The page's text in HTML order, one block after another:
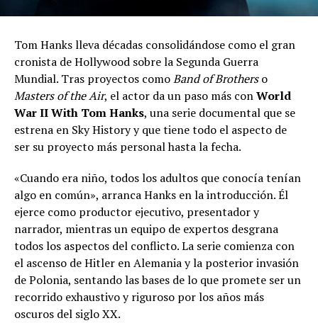
Tom Hanks lleva décadas consolidándose como el gran
cronista de Hollywood sobre la Segunda Guerra
Mundial. Tras proyectos comoBand of Brotherso
Masters of the Air, el actor da un paso más conWorld
War II With Tom Hanks, una serie documental que se
estrena en Sky History y que tiene todo el aspecto de
ser su proyecto más personal hasta la fecha.
«Cuando era niño, todos los adultos que conocía tenían
algo en común», arranca Hanks en la introducción. Él
ejerce como productor ejecutivo, presentador y
narrador, mientras un equipo de expertos desgrana
todos los aspectos del conflicto. La serie comienza con
el ascenso de Hitler en Alemania y la posterior invasión
de Polonia, sentando las bases de lo que promete ser un
recorrido exhaustivo y riguroso por los años más
oscuros del siglo XX.